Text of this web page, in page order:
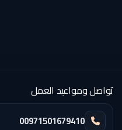
تواصل ومواعيد العمل
00971501679410